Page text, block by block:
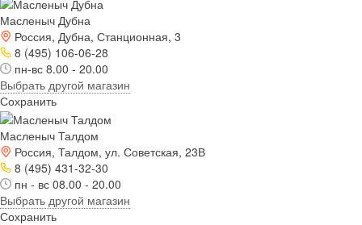
Масленыч Дубна
Россия, Дубна, Станционная, 3
8 (495) 106-06-28
пн-вс 8.00 - 20.00
Выбрать другой магазин
Сохранить
Масленыч Талдом
Россия, Талдом, ул. Советская, 23В
8 (495) 431-32-30
пн - вс 08.00 - 20.00
Выбрать другой магазин
Сохранить